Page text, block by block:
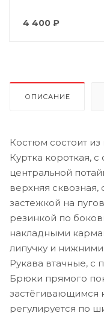
4 400 ₽
ОПИСАНИЕ
Костюм состоит
Куртка короткая,
центральной
верхняя
застежкой на
резинкой по
накладными
липучку и
Рукава втачные, с
Брюки прямого
застёгивающимся
регулируется по